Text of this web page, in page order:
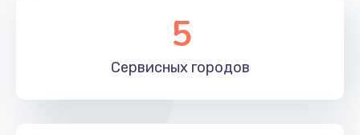
5
Сервисных городов